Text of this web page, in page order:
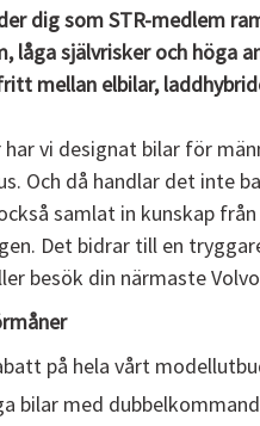
dig som STR-medlem
låga självrisker och höga
mellan elbilar,
har vi designat bilar för
Och då handlar det inte
samlat in kunskap
Det bidrar till en
besök din närmaste
på hela vårt
bilar med